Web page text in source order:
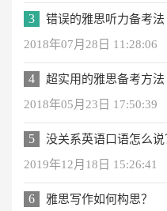
3
错误的雅思听力备考法
2018年07月28日 11:28:06
4
超实用的雅思备考方法
2018年05月23日 17:50:39
5
没关系英语口语怎么说
2019年12月18日 15:26:41
6
雅思写作如何构思？